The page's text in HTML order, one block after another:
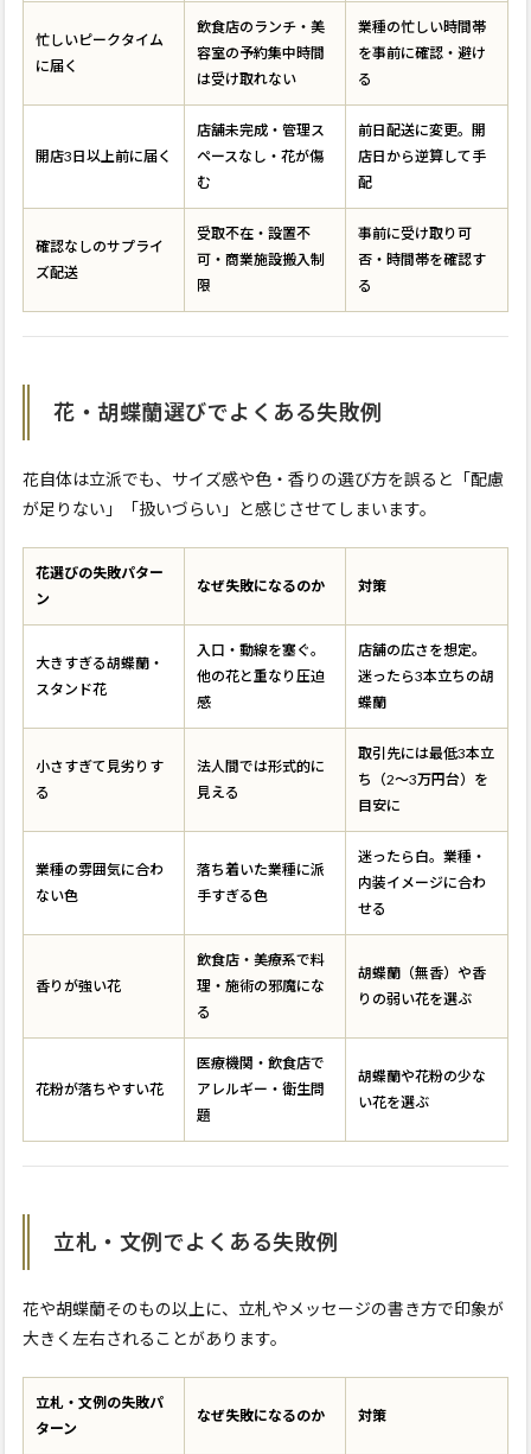
忙しいピークタイム
に届く
飲食店のランチ・美
容室の予約集中時間
は受け取れない
業種の忙しい時間帯
を事前に確認・避け
る
開店3日以上前に届く
店舗未完成・管理ス
ペースなし・花が傷
む
前日配送に変更。開
店日から逆算して手
配
確認なしのサプライ
ズ配送
受取不在・設置不
可・商業施設搬入制
限
事前に受け取り可
否・時間帯を確認す
る
花・胡蝶蘭選びでよくある失敗例
花自体は立派でも、サイズ感や色・香りの選び方を誤ると「配慮
が足りない」「扱いづらい」と感じさせてしまいます。
花選びの失敗パター
ン
なぜ失敗になるのか 対策
大きすぎる胡蝶蘭・
スタンド花
入口・動線を塞ぐ。
他の花と重なり圧迫
感
店舗の広さを想定。
迷ったら3本立ちの胡
蝶蘭
小さすぎて見劣りす
る
法人間では形式的に
見える
取引先には最低3本立
ち（2〜3万円台）を
目安に
業種の雰囲気に合わ
ない色
落ち着いた業種に派
手すぎる色
迷ったら白。業種・
内装イメージに合わ
せる
香りが強い花
飲食店・美療系で料
理・施術の邪魔にな
る
胡蝶蘭（無香）や香
りの弱い花を選ぶ
花粉が落ちやすい花
医療機関・飲食店で
アレルギー・衛生問
題
胡蝶蘭や花粉の少な
い花を選ぶ
立札・文例でよくある失敗例
花や胡蝶蘭そのもの以上に、立札やメッセージの書き方で印象が
大きく左右されることがあります。
立札・文例の失敗パ
ターン
なぜ失敗になるのか 対策